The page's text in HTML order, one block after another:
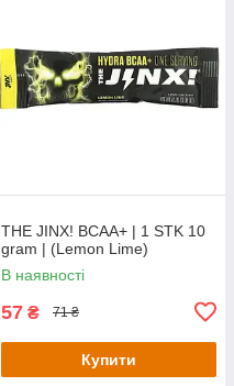
THE JINX! BCAA+ | 1 STK 10
gram | (Lemon Lime)
В наявності
57 ₴ 71 ₴
Купити